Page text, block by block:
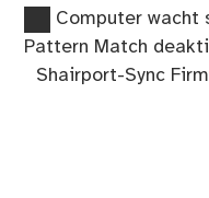
Vorheriger
Beitrag:
Computer wacht
Pattern Match
Nächster
Shairport-Sync